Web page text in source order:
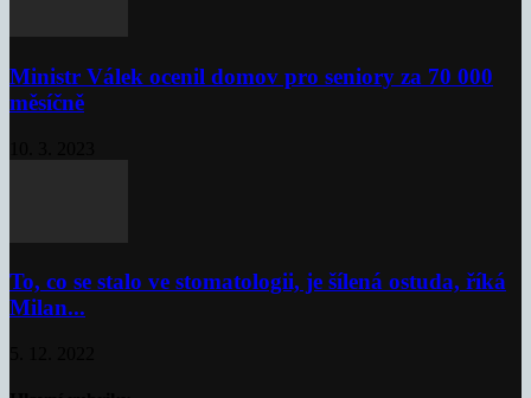
Ministr Válek ocenil domov pro seniory za 70 000
měsíčně
To, co se stalo ve stomatologii, je šílená ostuda, říká
Milan...